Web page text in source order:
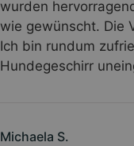
wurden
wie gewünscht. Die
Ich bin rundum
Hundegeschirr
Michaela S.